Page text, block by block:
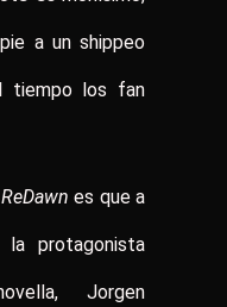
a un shippeo
tiempo los fan
ReDawn es que a
protagonista
Jorgen